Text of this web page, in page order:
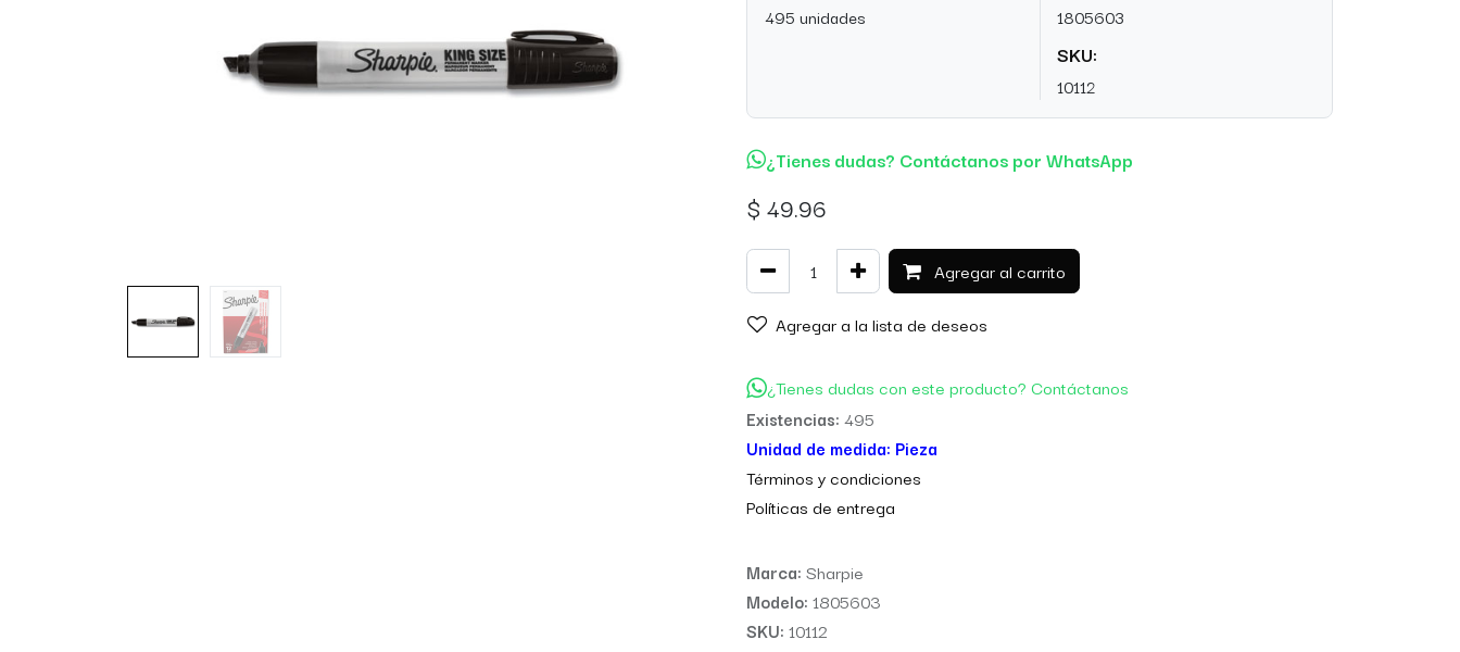
495 unidades 1805603
SKU:
10112
¿Tienes dudas? Contáctanos por WhatsApp
$ 49.96
Agregar al carrito
Agregar a la lista de deseos
¿Tienes dudas con este producto? Contáctanos
Existencias: 495
Unidad de medida: Pieza
Términos y condiciones
Políticas de entrega
Marca: Sharpie
Modelo: 1805603
SKU: 10112